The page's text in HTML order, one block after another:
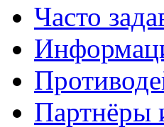
Часто
Партнёры